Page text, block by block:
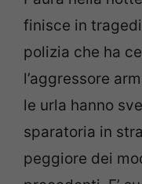
finisce in
polizia che ha
l’aggressore
le urla hanno
sparatoria in
peggiore dei